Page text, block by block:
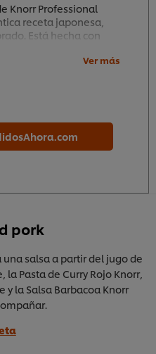
Knorr Professional
receta japonesa,
Está hecha con
y jengibre. Salsa lista
Ver más
pork
una salsa a partir del jugo de
la Pasta de Curry Rojo Knorr,
y la Salsa Barbacoa Knorr